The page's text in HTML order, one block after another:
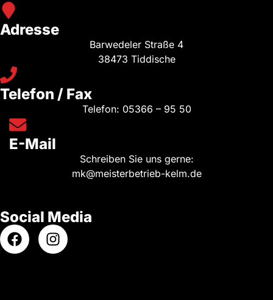
Adresse
Barwedeler Straße 4
38473 Tiddische
Telefon / Fax
Telefon: 05366 – 95 50
E-Mail
Schreiben Sie uns gerne:
mk@meisterbetrieb-kelm.de
Social Media